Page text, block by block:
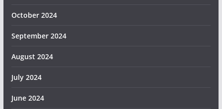
October 2024
September 2024
August 2024
July 2024
June 2024